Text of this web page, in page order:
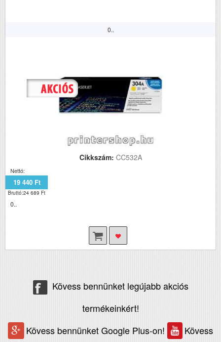
0..
Cikkszám: CC532A
Nettó:
19 440 Ft
Bruttó:24 689 Ft
0..
Kövess bennünket legújabb akciós
termékeinkért!
Kövess bennünket Google Plus-on!
Kövess